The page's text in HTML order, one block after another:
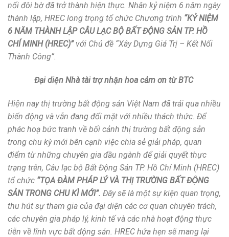
nối đôi bờ đã trở thành hiện thực. Nhân kỷ niệm 6 năm ngày
thành lập, HREC long trọng tổ chức Chương trình “KỶ NIỆM
6 NĂM THÀNH LẬP CÂU LẠC BỘ BẤT ĐỘNG SẢN TP. HỒ
CHÍ MINH (HREC)”với Chủ đề “Xây Dựng Giá Trị – Kết Nối
Thành Công”.
Đại diện Nhà tài trợ nhận hoa cảm ơn từ BTC
Hiện nay thị trường bất động sản Việt Nam đã trải qua nhiều
biến động và vẫn đang đối mặt với nhiều thách thức. Để
phác hoạ bức tranh về bối cảnh thị trường bất động sản
trong chu kỳ mới bên cạnh việc chia sẻ giải pháp, quan
điểm từ những chuyên gia đầu ngành để giải quyết thực
trạng trên, Câu lạc bộ Bất Động Sản TP. Hồ Chí Minh (HREC)
tổ chức “TỌA ĐÀM PHÁP LÝ VÀ THỊ TRƯỜNG BẤT ĐỘNG
SẢN TRONG CHU KÌ MỚI”. Đây sẽ là một sự kiện quan trọng,
thu hút sự tham gia của đại diện các cơ quan chuyên trách,
các chuyên gia pháp lý, kinh tế và các nhà hoạt động thực
tiễn về lĩnh vực bất động sản. HREC hứa hẹn sẽ mang lại